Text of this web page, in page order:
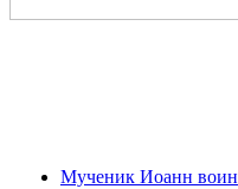
Мученик Иоанн воин